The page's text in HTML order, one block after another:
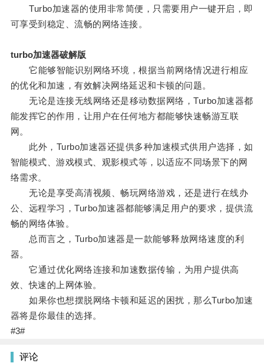
Turbo加速器的使用非常简便，只需要用户一键开启，即
可享受到稳定、流畅的网络连接。
turbo加速器破解版
它能够智能识别网络环境，根据当前网络情况进行相应
的优化和加速，有效解决网络延迟和卡顿的问题。
无论是连接无线网络还是移动数据网络，Turbo加速器都
能发挥它的作用，让用户在任何地方都能够快速畅游互联
网。
此外，Turbo加速器还提供多种加速模式供用户选择，如
智能模式、游戏模式、观影模式等，以适应不同场景下的网
络需求。
无论是享受高清视频、畅玩网络游戏，还是进行在线办
公、远程学习，Turbo加速器都能够满足用户的要求，提供流
畅的网络体验。
总而言之，Turbo加速器是一款能够释放网络速度的利
器。
它通过优化网络连接和加速数据传输，为用户提供高
效、快速的上网体验。
如果你也想摆脱网络卡顿和延迟的困扰，那么Turbo加速
器将是你最佳的选择。
#3#
评论